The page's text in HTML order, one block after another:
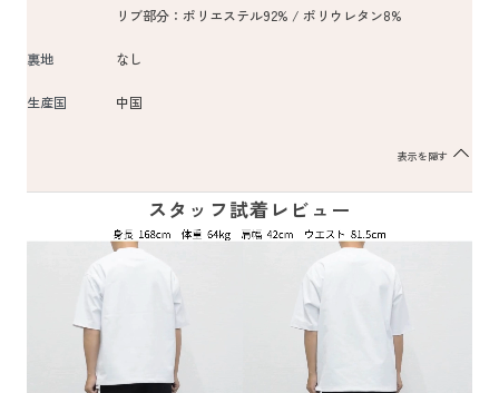
リブ部分：ポリエステル92% / ポリウレタン8%
裏地 なし
生産国 中国
表示を隠す
スタッフ試着レビュー